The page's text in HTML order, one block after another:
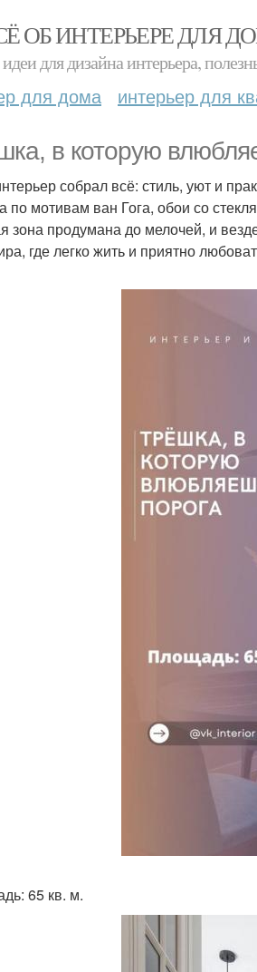
ОБ ИНТЕРЬЕРЕ ДЛЯ
для дизайна интерьера,
для дома интерьер для
в которую
собрал всё: стиль, уют и
по мотивам ван Гога, обои со
зона продумана до мелочей, и
где легко жить и приятно
65 кв. м.